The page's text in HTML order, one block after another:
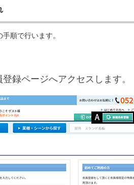
順で行います。
録ページへアクセスします。